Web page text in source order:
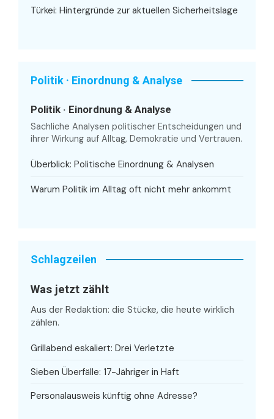
Türkei: Hintergründe zur aktuellen Sicherheitslage
Politik · Einordnung & Analyse
Politik · Einordnung & Analyse
Sachliche Analysen politischer Entscheidungen und
ihrer Wirkung auf Alltag, Demokratie und Vertrauen.
Überblick: Politische Einordnung & Analysen
Warum Politik im Alltag oft nicht mehr ankommt
Schlagzeilen
Was jetzt zählt
Aus der Redaktion: die Stücke, die heute wirklich
zählen.
Grillabend eskaliert: Drei Verletzte
Sieben Überfälle: 17-Jähriger in Haft
Personalausweis künftig ohne Adresse?